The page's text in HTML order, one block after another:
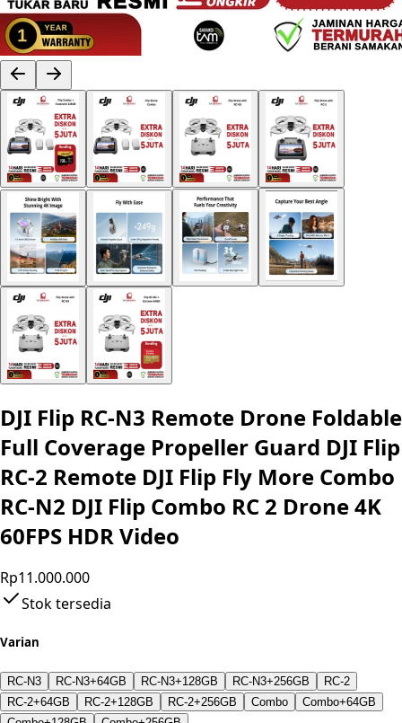
DJI Flip RC-N3 Remote Drone Foldable
Full Coverage Propeller Guard DJI Flip
RC-2 Remote DJI Flip Fly More Combo
RC-N2 DJI Flip Combo RC 2 Drone 4K
60FPS HDR Video
Rp11.000.000
Stok tersedia
Varian
RC-N3 RC-N3+64GB RC-N3+128GB RC-N3+256GB
RC-2
RC-2+64GB
RC-2+128GB RC-2+256GB Combo
Combo+64GB